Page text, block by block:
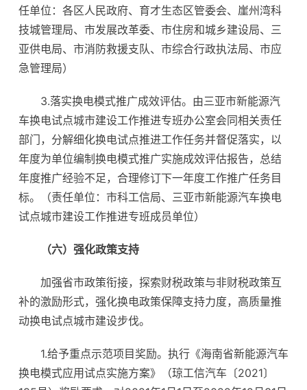
任单位：各区人民政府、育才生态区管委会、崖州湾科
技城管理局、市发展改革委、市住房和城乡建设局、三
亚供电局、市消防救援支队、市综合行政执法局、市应
急管理局）
3.落实换电模式推广成效评估。由三亚市新能源汽
车换电试点城市建设工作推进专班办公室会同相关责任
部门，分解细化换电试点推进工作任务并督促落实，以
年度为单位编制换电模式推广实施成效评估报告，总结
年度推广经验不足，合理修订下一年度工作推广任务目
标。（责任单位：市科工信局、三亚市新能源汽车换电
试点城市建设工作推进专班成员单位）
（六）强化政策支持
加强省市政策衔接，探索财税政策与非财税政策互
补的激励形式，强化换电政策保障支持力度，高质量推
动换电试点城市建设步伐。
1.给予重点示范项目奖励。执行《海南省新能源汽车
换电模式应用试点实施方案》（琼工信汽车〔2021〕